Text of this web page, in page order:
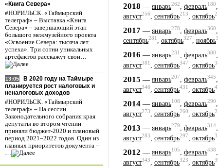
«Книга Севера»
#НОРИЛЬСК. «Таймырский
телеграф» – Выставка «Книга
Севера» – завершающий этап
большого межмузейного проекта
«Освоение Севера: тысяча лет
успеха». Три сотни уникальных
артефактов расскажут свои…
13:05
В 2020 году на Таймыре
планируется рост налоговых и
неналоговых доходов
#НОРИЛЬСК. «Таймырский
телеграф» – На сессии
Законодательного собрания края
депутаты во втором чтении
приняли бюджет-2020 и плановый
период 2021–2022 годов. Один из
главных приоритетов документа –
…
2018 — январь262 февраль180
август256, сентябрь213, октябрь
2017 — январь278 февраль360
сентябрь281, октябрь327, ноябрь
2016 — январь231 февраль380
август381 сентябрь347 октябрь
2015 — январь207, февраль345
август346 сентябрь431 октябрь
2014 — январь108, февраль290
август273 сентябрь260 октябрь
2013 — январь279, февраль314
август283 сентябрь297 октябрь
2012 — январь105, февраль438
август343, сентябрь323, октябрь